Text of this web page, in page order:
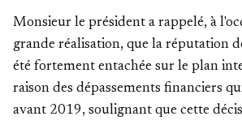
Monsieur le président a rappelé, à
grande réalisation, que la réputation
été fortement entachée sur le plan
raison des dépassements financiers
avant 2019, soulignant que cette